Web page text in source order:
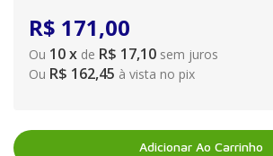
R$ 171,00
Ou 10x de R$ 17,10 sem juros
Ou R$ 162,45 à vista no pix
Adicionar Ao Carrinho